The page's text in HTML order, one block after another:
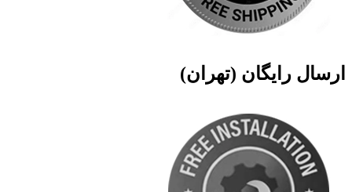
ارسال رایگان (تهران)